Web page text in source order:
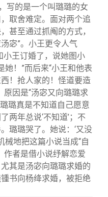
写的是一个叫璐璐的女
取舍难定。面对两个追
甚至通过抓阄的方式，
宓”。小王更令人气
小王订婚了，说她图小
！”而后来“小王和他表
！抢人家的！怪道要造
原因是“汤宓又向璐璐求
璐真是不知道自己愿意
两年总说‘不知道’；不
璐璐哭了。她说：‘又没
械地把这篇小说当成“自
作者是借小说纾解恋爱
其是汤宓向璐璐求婚的
书向杨绛求婚，被拒绝